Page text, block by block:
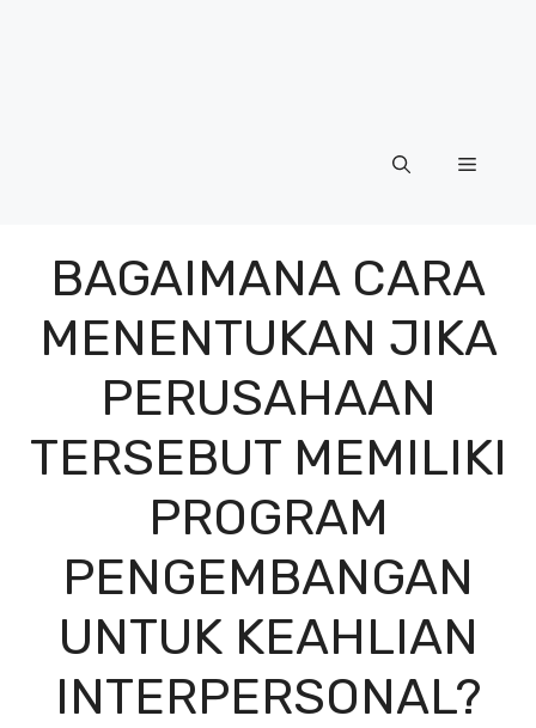
Menu
BAGAIMANA CARA
MENENTUKAN JIKA
PERUSAHAAN
TERSEBUT MEMILIKI
PROGRAM
PENGEMBANGAN
UNTUK KEAHLIAN
INTERPERSONAL?